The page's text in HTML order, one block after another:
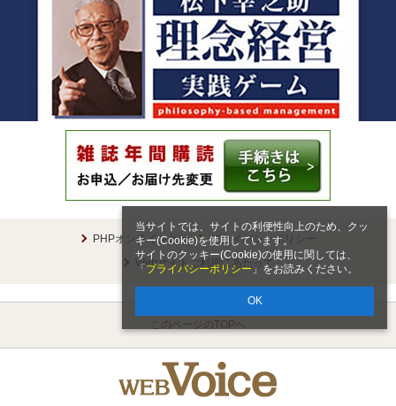
当サイトでは、サイトの利便性向上のため、クッ
キー(Cookie)を使用しています。
サイトのクッキー(Cookie)の使用に関しては、
「 プライバシーポリシー 」をお読みください。
OK
PHPオンラインとは
プライバシーポリシー
Webサイトご利用にあたって
このページのTOPへ